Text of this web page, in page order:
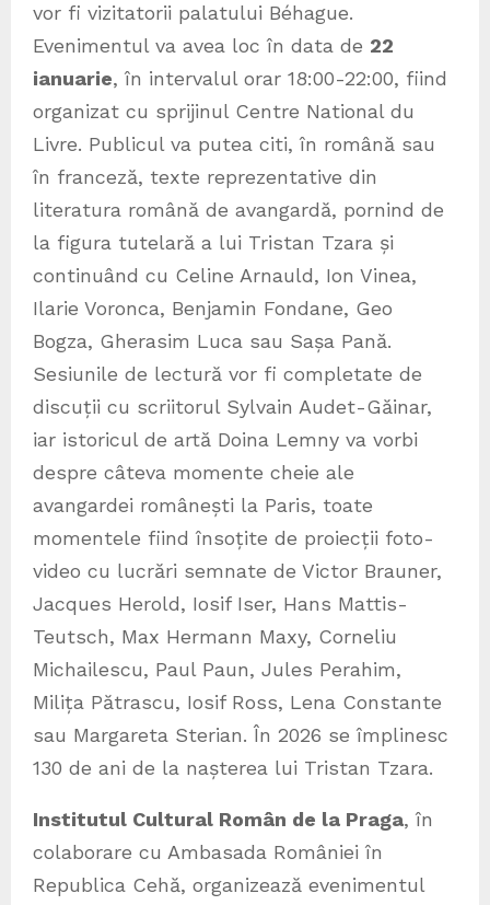
vor fi vizitatorii palatului Béhague.
Evenimentul va avea loc în data de 22
ianuarie, în intervalul orar 18:00-22:00, fiind
organizat cu sprijinul Centre National du
Livre. Publicul va putea citi, în română sau
în franceză, texte reprezentative din
literatura română de avangardă, pornind de
la figura tutelară a lui Tristan Tzara și
continuând cu Celine Arnauld, Ion Vinea,
Ilarie Voronca, Benjamin Fondane, Geo
Bogza, Gherasim Luca sau Sașa Pană.
Sesiunile de lectură vor fi completate de
discuții cu scriitorul Sylvain Audet-Găinar,
iar istoricul de artă Doina Lemny va vorbi
despre câteva momente cheie ale
avangardei românești la Paris, toate
momentele fiind însoțite de proiecții foto-
video cu lucrări semnate de Victor Brauner,
Jacques Herold, Iosif Iser, Hans Mattis-
Teutsch, Max Hermann Maxy, Corneliu
Michailescu, Paul Paun, Jules Perahim,
Milița Pătrascu, Iosif Ross, Lena Constante
sau Margareta Sterian. În 2026 se împlinesc
130 de ani de la nașterea lui Tristan Tzara.
Institutul Cultural Român de la Praga, în
colaborare cu Ambasada României în
Republica Cehă, organizează evenimentul